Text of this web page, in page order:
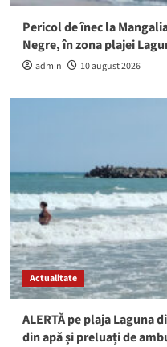
Pericol de înec la
Negre, în zona plajei
admin 10 august 2026
Actualitate
ALERTĂ pe plaja Laguna
din apă și preluați de